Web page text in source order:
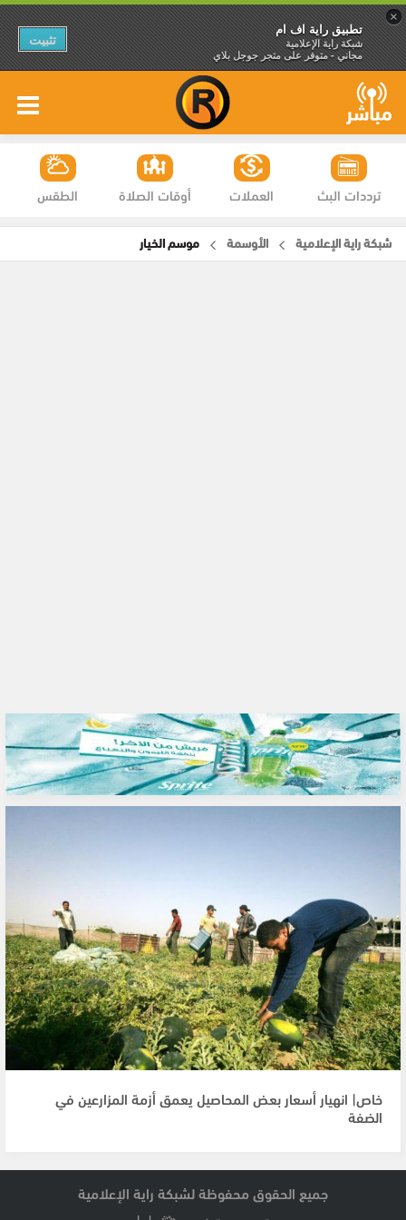
×
تطبيق راية اف ام
شبكة راية الإعلامية
مجاني - متوفر على متجر جوجل بلاي
تثبيت
الطقس أوقات الصلاة العملات ترددات البث
شبكة راية الإعلامية الأوسمة موسم الخيار
خاص| انهيار أسعار بعض المحاصيل يعمق أزمة المزارعين في
الضفة
جميع الحقوق محفوظة لشبكة راية الإعلامية